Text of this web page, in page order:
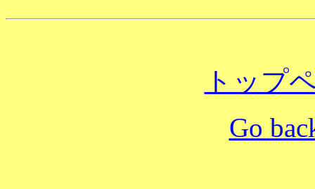
トップ
Go